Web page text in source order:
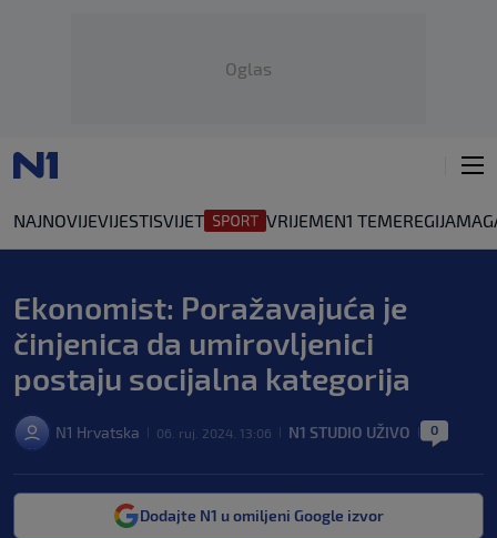
Oglas
NAJNOVIJEVIJESTISVIJET VRIJEMEN1 TEMEREGIJA
Ekonomist: Poražavajuća je
činjenica da umirovljenici
postaju socijalna kategorija
N1 Hrvatska 06. ruj. 2024. 13:06 N1 STUDIO UŽIVO 0
Dodajte N1 u omiljeni Google izvor